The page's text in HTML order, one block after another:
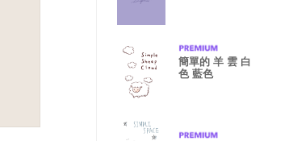
簡單的 羊 雲 白
色 藍色